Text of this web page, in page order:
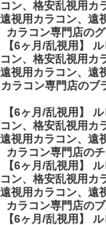
コン、格安乱視用カ
遠視用カラコン、遠
カラコン専門店の
【6ヶ月/乱視用】
コン、格安乱視用カ
遠視用カラコン、遠
カラコン専門店のブ
【6ヶ月/乱視用】
コン、格安乱視用カ
遠視用カラコン、遠
カラコン専門店の
【6ヶ月/乱視用】
コン、格安乱視用カ
遠視用カラコン、遠
カラコン専門店の
【6ヶ月/乱視用】